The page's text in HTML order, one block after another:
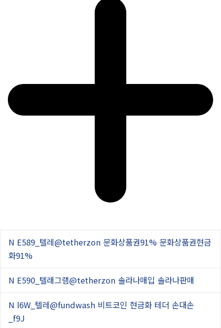
N E589_텔레@tetherzon 문화상품권91% 문화상품권현금
화91%
N E590_텔래그램@tetherzon 솔라나매입 솔라나판매
N l6W_텔레@fundwash 비트코인 현금화 테더 손대손
_f9J